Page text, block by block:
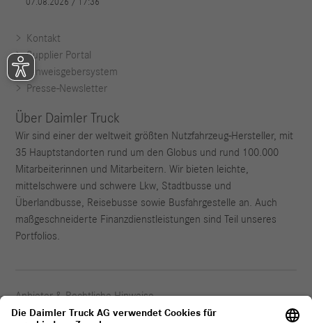
Kontakt
Supplier Portal
Hinweisgebersystem
Presse-Newsletter
Über Daimler Truck
Wir sind einer der weltweit größten Nutzfahrzeug-Hersteller, mit
35 Hauptstandorten rund um den Globus und rund 100.000
Mitarbeiterinnen und Mitarbeitern. Wir bieten leichte,
mittelschwere und schwere Lkw, Stadtbusse und
Überlandbusse, Reisebusse sowie Busfahrgestelle an. Auch
maßgeschneiderte Finanzdienstleistungen sind Teil unseres
Portfolios.
Anbieter & Rechtliche Hinweise